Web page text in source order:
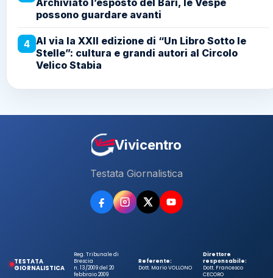
possono guardare avanti
4 Al via la XXII edizione di “Un Libro Sotto le
Stelle”: cultura e grandi autori al Circolo
Velico Stabia
Vivicentro
Testata Giornalistica
TESTATA
GIORNALISTICA
Reg. Tribunale di
Brescia
n. 13/2009 del 20
febbraio 2009
Referente:
Dott. Mario VOLLONO
Direttore
responsabile:
Dott. Francesco
CECORO